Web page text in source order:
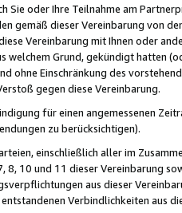
Sie oder Ihre Teilnahme am
gemäß dieser Vereinbarung von
Vereinbarung mit Ihnen oder
welchem Grund, gekündigt hatten
ohne Einschränkung des
gegen diese Vereinbarung.
für einen angemessenen
zu berücksichtigen).
einschließlich aller im
10 und 11 dieser Vereinbarung
aus dieser
Verbindlichkeiten aus